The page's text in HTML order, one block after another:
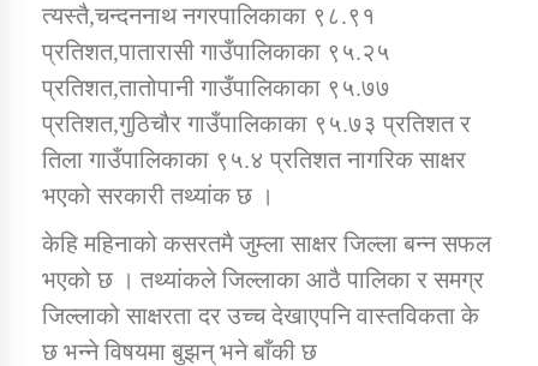
त्यस्तै,चन्दननाथ नगरपालिकाका ९८.९१
प्रतिशत,पातारासी गाउँपालिकाका ९५.२५
प्रतिशत,तातोपानी गाउँपालिकाका ९५.७७
प्रतिशत,गुठिचौर गाउँपालिकाका ९५.७३ प्रतिशत र
तिला गाउँपालिकाका ९५.४ प्रतिशत नागरिक साक्षर
भएको सरकारी तथ्यांक छ ।
केहि महिनाको कसरतमै जुम्ला साक्षर जिल्ला बन्न सफल
भएको छ । तथ्यांकले जिल्लाका आठै पालिका र समग्र
जिल्लाको साक्षरता दर उच्च देखाएपनि वास्तविकता के
छ भन्ने विषयमा बुझन् भने बाँकी छ